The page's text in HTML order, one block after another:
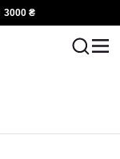
3000 ₴